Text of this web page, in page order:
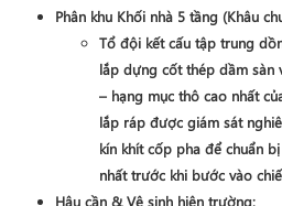
Phân khu Khối nhà 5 tầng (Khâu
Tổ đội kết cấu tập trung
lắp dựng cốt thép dầm sàn
– hạng mục thô cao nhất
lắp ráp được giám sát
kín khít cốp pha để chuẩn
nhất trước khi bước vào
Hậu cần & Vệ sinh hiện trường: